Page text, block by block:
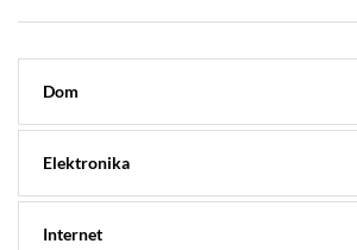
Dom
Elektronika
Internet